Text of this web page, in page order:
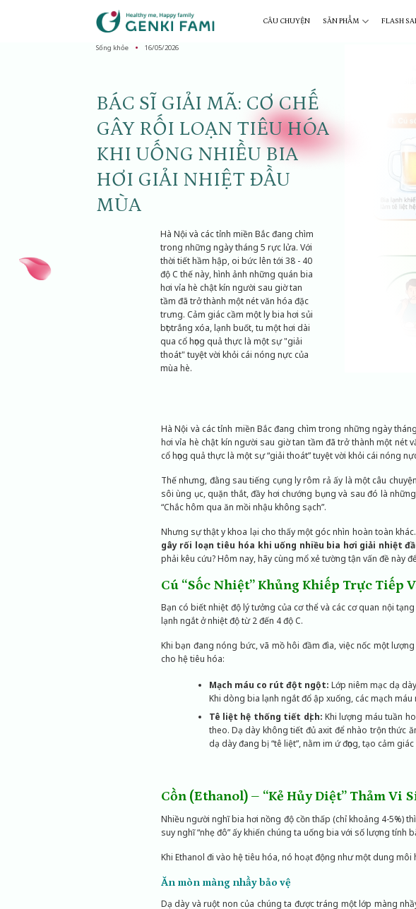
CÂU CHUYỆN SẢN PHẨM FLASH
Sống khỏe 16/05/2026
BÁC SĨ GIẢI MÃ: CƠ CHẾ
GÂY RỐI LOẠN TIÊU HÓA
KHI UỐNG NHIỀU BIA
HƠI GIẢI NHIỆT ĐẦU
MÙA
Hà Nội và các tỉnh miền Bắc đang chìm
trong những ngày tháng 5 rực lửa. Với
thời tiết hầm hập, oi bức lên tới 38 - 40
độ C thế này, hình ảnh những quán bia
hơi vỉa hè chật kín người sau giờ tan
tầm đã trở thành một nét văn hóa đặc
trưng. Cảm giác cầm một ly bia hơi sủi
bọt trắng xóa, lạnh buốt, tu một hơi dài
qua cổ họng quả thực là một sự "giải
thoát" tuyệt vời khỏi cái nóng nực của
mùa hè.
Hà Nội và các tỉnh miền Bắc đang chìm trong những ngày
hơi vỉa hè chật kín người sau giờ tan tầm đã trở thành một nét
cổ họng quả thực là một sự “giải thoát” tuyệt vời khỏi cái nóng
Thế nhưng, đằng sau tiếng cụng ly rôm rả ấy là một câu
sôi ùng ục, quặn thắt, đầy hơi chướng bụng và sau đó là
“Chắc hôm qua ăn mồi nhậu không sạch”.
Nhưng sự thật y khoa lại cho thấy một góc nhìn hoàn toàn
gây rối loạn tiêu hóa khi uống nhiều bia hơi giải nhiệt
phải kêu cứu? Hôm nay, hãy cùng mổ xẻ tường tận vấn đề này
Cú “Sốc Nhiệt” Khủng Khiếp Trực Tiếp
Bạn có biết nhiệt độ lý tưởng của cơ thể và các cơ quan nội
lạnh ngắt ở nhiệt độ từ 2 đến 4 độ C.
Khi bạn đang nóng bức, vã mồ hôi đầm đìa, việc nốc một
cho hệ tiêu hóa:
Mạch máu co rút đột ngột: Lớp niêm mạc dạ
Khi dòng bia lạnh ngắt đổ ập xuống, các mạch
Tê liệt hệ thống tiết dịch: Khi lượng máu tuần
theo. Dạ dày không tiết đủ axit để nhào trộn thức
dạ dày đang bị “tê liệt”, nằm im ứ đọng, tạo cảm
Cồn (Ethanol) – “Kẻ Hủy Diệt” Thảm Vi
Nhiều người nghĩ bia hơi nồng độ cồn thấp (chỉ khoảng 4-5%)
suy nghĩ “nhẹ đô” ấy khiến chúng ta uống bia với số lượng
Khi Ethanol đi vào hệ tiêu hóa, nó hoạt động như một dung môi
Ăn mòn màng nhầy bảo vệ
Dạ dày và ruột non của chúng ta được tráng một lớp màng